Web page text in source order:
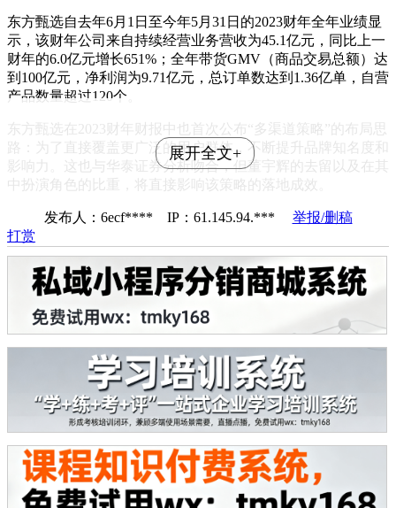
东方甄选自去年6月1日至今年5月31日的2023财年全年业绩显
示，该财年公司来自持续经营业务营收为45.1亿元，同比上一
财年的6.0亿元增长651%；全年带货GMV（商品交易总额）达
到100亿元，净利润为9.71亿元，总订单数达到1.36亿单，自营
产品数量超过120个。
东方甄选在2023财年财报中也首次公布“多渠道策略”的布局思
路：为了直接覆盖更广泛的用户群体，不断提升品牌知名度和
影响力。这也与华泰证券分析吻合，但董宇辉的去留以及在其
中扮演角色的比重，将直接影响该策略的落地成效。
展开全文+
发布人：6ecf**** IP：61.145.94.*** 举报/删稿
打赏